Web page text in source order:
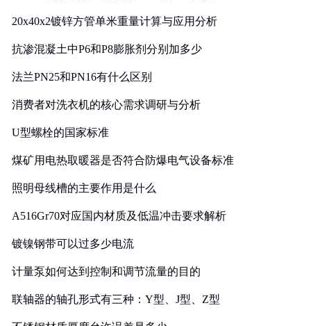
20x40x2镀锌方管单米重量计算与应用分析
抗渗混凝土中P6和P8膨胀剂分别加多少
法兰PN25和PN16有什么区别
消费者对洗衣机的核心需求调研与分析
U型螺栓的国家标准
煤矿用电热取暖器是否符合防爆电气设备标准
照明母线槽的主要作用是什么
A516Gr70对应国内材质及低温冲击要求解析
镀镍钢带可以过多少电流
计量泵如何达到控制和调节流量的目的
联轴器的轴孔形式有三种：Y型、J型、Z型